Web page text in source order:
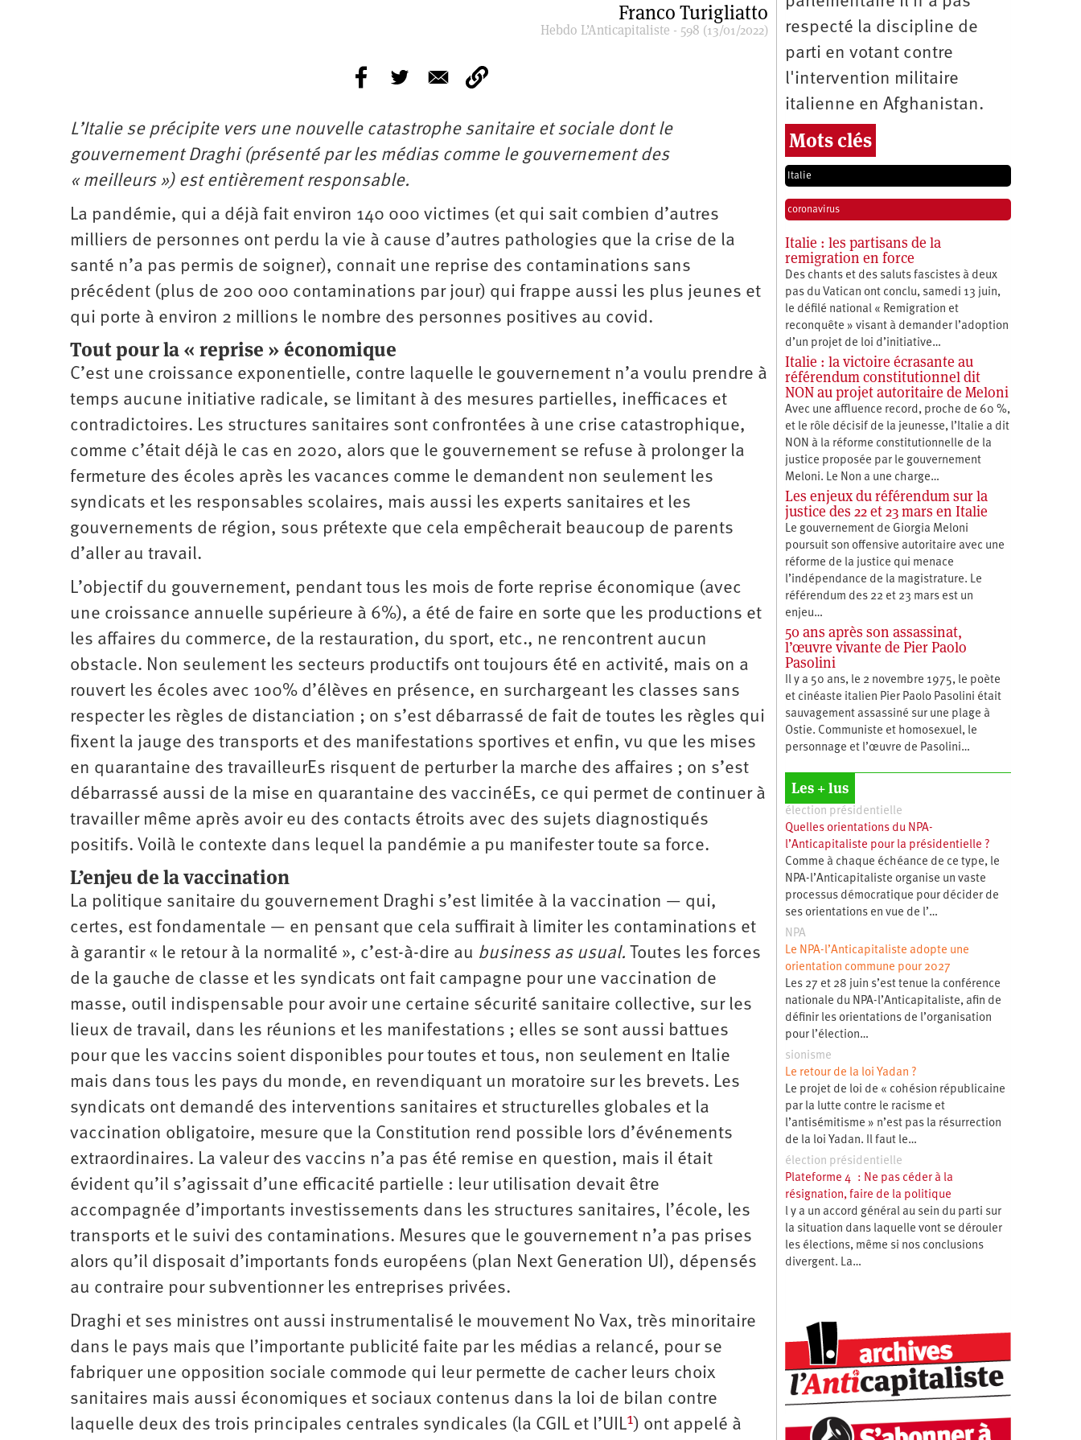
Franco Turigliatto
Hebdo L’Anticapitaliste - 598 (13/01/2022)
L’Italie se précipite vers une nouvelle catastrophe sanitaire et sociale dont le
gouvernement Draghi (présenté par les médias comme le gouvernement des
« meilleurs ») est entièrement responsable.
La pandémie, qui a déjà fait environ 140 000 victimes (et qui sait combien d’autres
milliers de personnes ont perdu la vie à cause d’autres pathologies que la crise de la
santé n’a pas permis de soigner), connait une reprise des contaminations sans
précédent (plus de 200 000 contaminations par jour) qui frappe aussi les plus jeunes et
qui porte à environ 2 millions le nombre des personnes positives au covid.
Tout pour la « reprise » économique
C’est une croissance exponentielle, contre laquelle le gouvernement n’a voulu prendre à
temps aucune initiative radicale, se limitant à des mesures partielles, inefficaces et
contradictoires. Les structures sanitaires sont confrontées à une crise catastrophique,
comme c’était déjà le cas en 2020, alors que le gouvernement se refuse à prolonger la
fermeture des écoles après les vacances comme le demandent non seulement les
syndicats et les responsables scolaires, mais aussi les experts sanitaires et les
gouvernements de région, sous prétexte que cela empêcherait beaucoup de parents
d’aller au travail.
L’objectif du gouvernement, pendant tous les mois de forte reprise économique (avec
une croissance annuelle supérieure à 6%), a été de faire en sorte que les productions et
les affaires du commerce, de la restauration, du sport, etc., ne rencontrent aucun
obstacle. Non seulement les secteurs productifs ont toujours été en activité, mais on a
rouvert les écoles avec 100% d’élèves en présence, en surchargeant les classes sans
respecter les règles de distanciation ; on s’est débarrassé de fait de toutes les règles qui
fixent la jauge des transports et des manifestations sportives et enfin, vu que les mises
en quarantaine des travailleurEs risquent de perturber la marche des affaires ; on s’est
débarrassé aussi de la mise en quarantaine des vaccinéEs, ce qui permet de continuer à
travailler même après avoir eu des contacts étroits avec des sujets diagnostiqués
positifs. Voilà le contexte dans lequel la pandémie a pu manifester toute sa force.
L’enjeu de la vaccination
La politique sanitaire du gouvernement Draghi s’est limitée à la vaccination — qui,
certes, est fondamentale — en pensant que cela suffirait à limiter les contaminations et
à garantir « le retour à la normalité », c’est-à-dire au business as usual. Toutes les forces
de la gauche de classe et les syndicats ont fait campagne pour une vaccination de
masse, outil indispensable pour avoir une certaine sécurité sanitaire collective, sur les
lieux de travail, dans les réunions et les manifestations ; elles se sont aussi battues
pour que les vaccins soient disponibles pour toutes et tous, non seulement en Italie
mais dans tous les pays du monde, en revendiquant un moratoire sur les brevets. Les
syndicats ont demandé des interventions sanitaires et structurelles globales et la
vaccination obligatoire, mesure que la Constitution rend possible lors d’événements
extraordinaires. La valeur des vaccins n’a pas été remise en question, mais il était
évident qu’il s’agissait d’une efficacité partielle : leur utilisation devait être
accompagnée d’importants investissements dans les structures sanitaires, l’école, les
transports et le suivi des contaminations. Mesures que le gouvernement n’a pas prises
alors qu’il disposait d’importants fonds européens (plan Next Generation UI), dépensés
au contraire pour subventionner les entreprises privées.
Draghi et ses ministres ont aussi instrumentalisé le mouvement No Vax, très minoritaire
dans le pays mais que l’importante publicité faite par les médias a relancé, pour se
fabriquer une opposition sociale commode qui leur permette de cacher leurs choix
sanitaires mais aussi économiques et sociaux contenus dans la loi de bilan contre
laquelle deux des trois principales centrales syndicales (la CGIL et l’UIL1) ont appelé à
respecté la discipline de
parti en votant contre
l'intervention militaire
italienne en Afghanistan.
Mots clés
Italie
coronavirus
Italie : les partisans de la
remigration en force
Des chants et des saluts fascistes à deux
pas du Vatican ont conclu, samedi 13 juin,
le défilé national « Remigration et
reconquête » visant à demander l’adoption
d’un projet de loi d’initiative…
Italie : la victoire écrasante au
référendum constitutionnel dit
NON au projet autoritaire de Meloni
Avec une affluence record, proche de 60 %,
et le rôle décisif de la jeunesse, l’Italie a dit
NON à la réforme constitutionnelle de la
justice proposée par le gouvernement
Meloni. Le Non a une charge…
Les enjeux du référendum sur la
justice des 22 et 23 mars en Italie
Le gouvernement de Giorgia Meloni
poursuit son offensive autoritaire avec une
réforme de la justice qui menace
l’indépendance de la magistrature. Le
référendum des 22 et 23 mars est un
enjeu…
50 ans après son assassinat,
l’œuvre vivante de Pier Paolo
Pasolini
Il y a 50 ans, le 2 novembre 1975, le poète
et cinéaste italien Pier Paolo Pasolini était
sauvagement assassiné sur une plage à
Ostie. Communiste et homosexuel, le
personnage et l’œuvre de Pasolini…
Les + lus
élection présidentielle
Quelles orientations du NPA-
l’Anticapitaliste pour la présidentielle ?
Comme à chaque échéance de ce type, le
NPA-l’Anticapitaliste organise un vaste
processus démocratique pour décider de
ses orientations en vue de l’…
NPA
Le NPA-l’Anticapitaliste adopte une
orientation commune pour 2027
Les 27 et 28 juin s’est tenue la conférence
nationale du NPA-l’Anticapitaliste, afin de
définir les orientations de l’organisation
pour l’élection…
sionisme
Le retour de la loi Yadan ?
Le projet de loi de « cohésion républicaine
par la lutte contre le racisme et
l’antisémitisme » n’est pas la résurrection
de la loi Yadan. Il faut le…
élection présidentielle
Plateforme 4 : Ne pas céder à la
résignation, faire de la politique
l y a un accord général au sein du parti sur
la situation dans laquelle vont se dérouler
les élections, même si nos conclusions
divergent. La…